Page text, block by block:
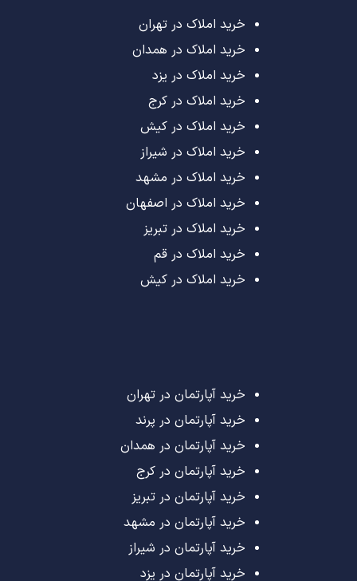
خرید املاک در تهران
خرید املاک در همدان
خرید املاک در یزد
خرید املاک در کرج
خرید املاک در کیش
خرید املاک در شیراز
خرید املاک در مشهد
خرید املاک در اصفهان
خرید املاک در تبریز
خرید املاک در قم
خرید املاک در کیش
خرید آپارتمان در تهران
خرید آپارتمان در پرند
خرید آپارتمان در همدان
خرید آپارتمان در کرج
خرید آپارتمان در تبریز
خرید آپارتمان در مشهد
خرید آپارتمان در شیراز
خرید آپارتمان در یزد